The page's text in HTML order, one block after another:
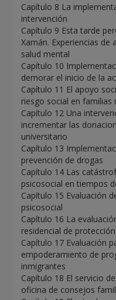
Capítulo 8 La
intervención
Capítulo 9 Esta tarde
Xamán. Experiencias
salud mental
Capítulo 10
demorar el inicio de la
Capítulo 11 El apoyo
riesgo social en
Capítulo 12 Una
incrementar las
universitario
Capítulo 13
prevención de drogas
Capítulo 14 Las
psicosocial en tiempos
Capítulo 15 Evaluación
psicosocial
Capítulo 16 La
residencial de
Capítulo 17 Evaluación
empoderamiento de
inmigrantes
Capítulo 18 El servicio
oficina de consejos